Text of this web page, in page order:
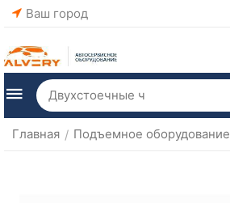
Ваш город
Главная / Подъемное оборудование